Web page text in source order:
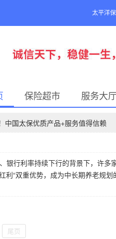
太平洋
保险超市 服务大
中国太保优质产品+服务值得信赖
银行利率持续下行的背景下，许
利“双重优势，成为中长期养老规
尾页